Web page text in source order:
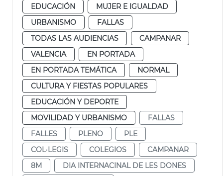
EDUCACIÓN
MUJER E IGUALDAD
URBANISMO
FALLAS
TODAS LAS AUDIENCIAS
CAMPANAR
VALENCIA
EN PORTADA
EN PORTADA TEMÁTICA
NORMAL
CULTURA Y FIESTAS POPULARES
EDUCACIÓN Y DEPORTE
MOVILIDAD Y URBANISMO
FALLAS
FALLES
PLENO
PLE
COL·LEGIS
COLEGIOS
CAMPANAR
8M
DIA INTERNACINAL DE LES DONES